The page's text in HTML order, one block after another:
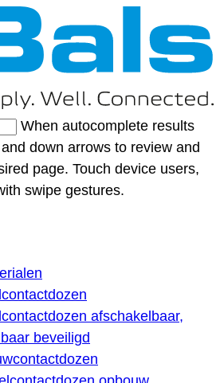
When autocomplete results
down arrows to review and
page. Touch device users,
swipe gestures.
afschakelbaar,
beveiligd